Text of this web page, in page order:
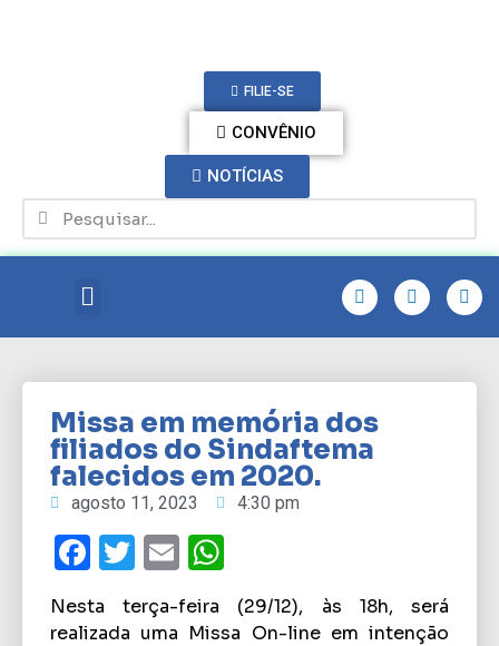
FILIE-SE
CONVÊNIO
NOTÍCIAS
Missa em memória dos
filiados do Sindaftema
falecidos em 2020.
agosto 11, 2023 4:30 pm
Facebook
Twitter
Email
Nesta terça-feira (29/12), às 18h, será
realizada uma Missa On-line em intenção